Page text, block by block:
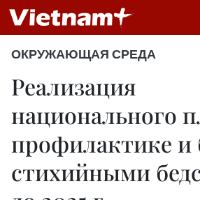
ОКРУЖАЮЩАЯ СРЕДА
Реализация
национального
профилактике и
стихийными